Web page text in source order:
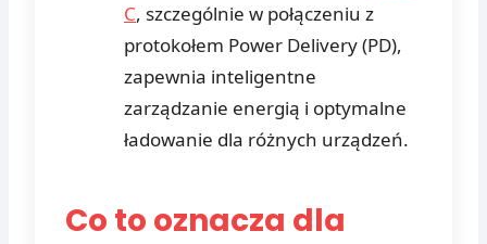
C, szczególnie w połączeniu z
protokołem Power Delivery (PD),
zapewnia inteligentne
zarządzanie energią i optymalne
ładowanie dla różnych urządzeń.
Co to oznacza dla